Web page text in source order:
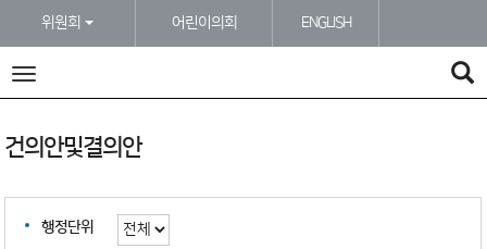
위원회
어린이의회 ENGLISH
전
건의안및결의안
행정단위